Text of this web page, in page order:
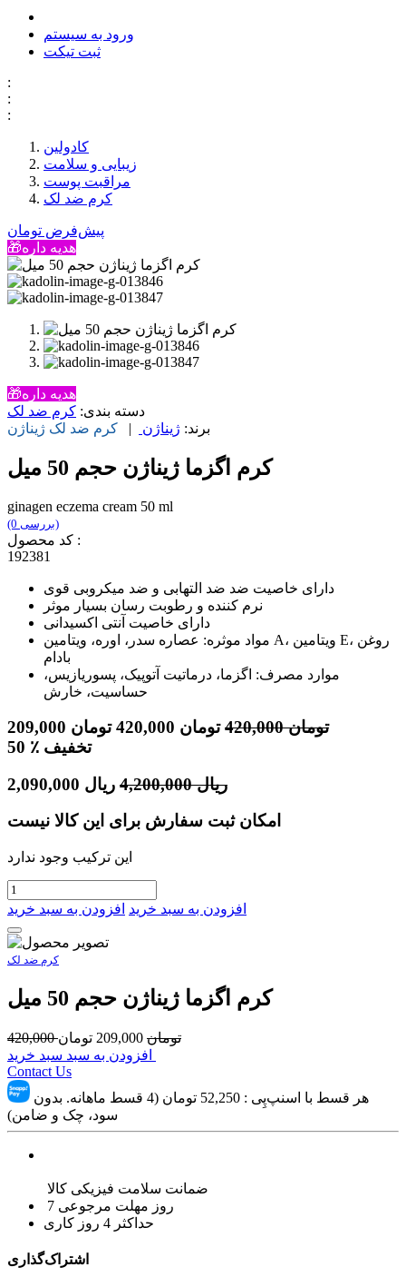
ورود به سیستم
ثبت تیکت
:
:
:
کادولین
زیبایی و سلامت
مراقبت پوست
کرم ضد لک
پیش‌فرض تومان
🎁هدیه داره
🎁هدیه داره
دسته بندی: کرم ضد لک
برند: ژیناژن | کرم ضد لک ژیناژن
کرم اگزما ژیناژن حجم 50 میل
ginagen eczema cream 50 ml
(0 بررسی)
کد محصول :
192381
دارای خاصیت ضد ضد التهابی و ضد میکروبی قوی
نرم کننده و رطوبت رسان بسیار موثر
دارای خاصیت آنتی اکسیدانی
مواد موثره: عصاره سدر، اوره، ویتامین A، ویتامین E، روغن
بادام
موارد مصرف: اگزما، درماتیت آتوپیک، پسوریازیس،
حساسیت، خارش
209,000 تومان 420,000تومان 420,000 تومان
50
٪ تخفیف
2,090,000 ریال 4,200,000 ریال
امکان ثبت سفارش برای این کالا نیست
این ترکیب وجود ندارد
افزودن به سبد خرید افزودن به سبد خرید
کرم ضد لک
کرم اگزما ژیناژن حجم 50 میل
420,000 تومان 209,000 تومان
Contact Us
هر قسط با اسنپ‌پِی : 52,250
تومان (4 قسط ماهانه. بدون
سود، چک و ضامن)
ضمانت سلامت فیزیکی کالا
7 روز مهلت مرجوعی
حداکثر 4 روز کاری
اشتراک‌گذاری